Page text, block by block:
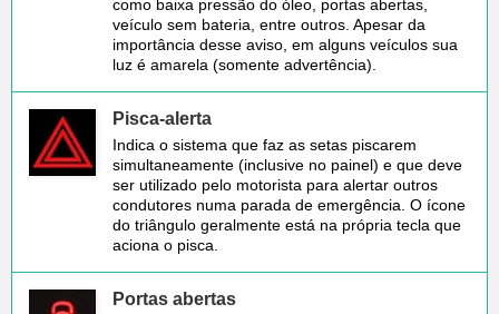
como baixa pressão do óleo, portas abertas,
veículo sem bateria, entre outros. Apesar da
importância desse aviso, em alguns veículos sua
luz é amarela (somente advertência).
Pisca-alerta
Indica o sistema que faz as setas piscarem
simultaneamente (inclusive no painel) e que deve
ser utilizado pelo motorista para alertar outros
condutores numa parada de emergência. O ícone
do triângulo geralmente está na própria tecla que
aciona o pisca.
Portas abertas